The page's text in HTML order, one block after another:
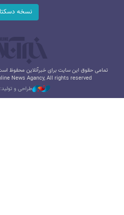
نسخه
تمامی حقوق این سایت برای خبرآنلاین محفوظ
News Agancy, All rights reserved
طراحی و